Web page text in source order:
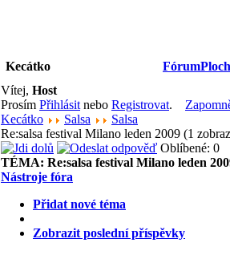
Kecátko Fórum
Vítej, Host
Prosím Přihlásit nebo Registrovat.
Kecátko
Salsa
Salsa
Re:salsa festival Milano leden 2009 (1
Oblíbené: 0
TÉMA: Re:salsa festival Milano leden
Nástroje fóra
Přidat nové téma
Zobrazit poslední příspěvky